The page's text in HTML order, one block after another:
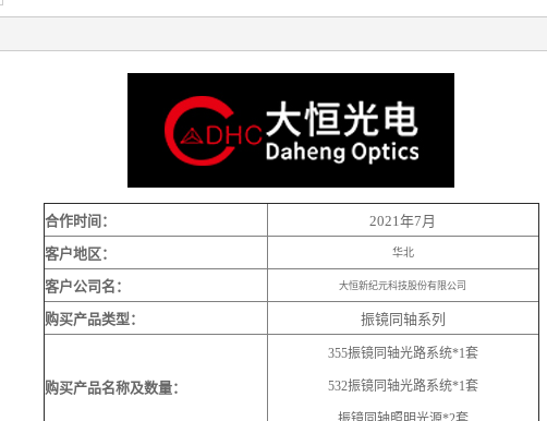
合作时间：
2021年7月
客户地区：
华北
客户公司名： 大恒新纪元科技股份有限公司
购买产品类型： 振镜同轴系列
购买产品名称及数量：
355振镜同轴光路系统*1套
532振镜同轴光路系统*1套